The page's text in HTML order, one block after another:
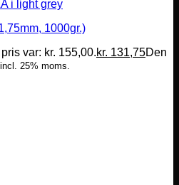
1000gr.)
var: kr. 155,00.kr. 131,75Den
incl. 25% moms.